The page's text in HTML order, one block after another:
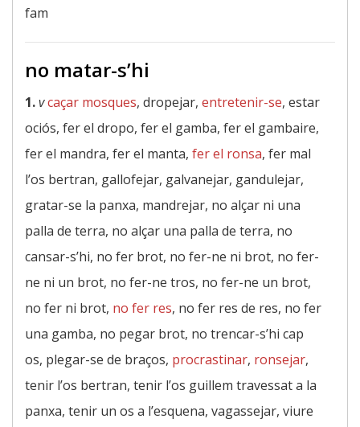
fam
no matar-s’hi
1.vcaçar mosques, dropejar, entretenir-se, estar
ociós, fer el dropo, fer el gamba, fer el gambaire,
fer el mandra, fer el manta, fer el ronsa, fer mal
l’os bertran, gallofejar, galvanejar, gandulejar,
gratar-se la panxa, mandrejar, no alçar ni una
palla de terra, no alçar una palla de terra, no
cansar-s’hi, no fer brot, no fer-ne ni brot, no fer-
ne ni un brot, no fer-ne tros, no fer-ne un brot,
no fer ni brot, no fer res, no fer res de res, no fer
una gamba, no pegar brot, no trencar-s’hi cap
os, plegar-se de braços, procrastinar, ronsejar,
tenir l’os bertran, tenir l’os guillem travessat a la
panxa, tenir un os a l’esquena, vagassejar, viure